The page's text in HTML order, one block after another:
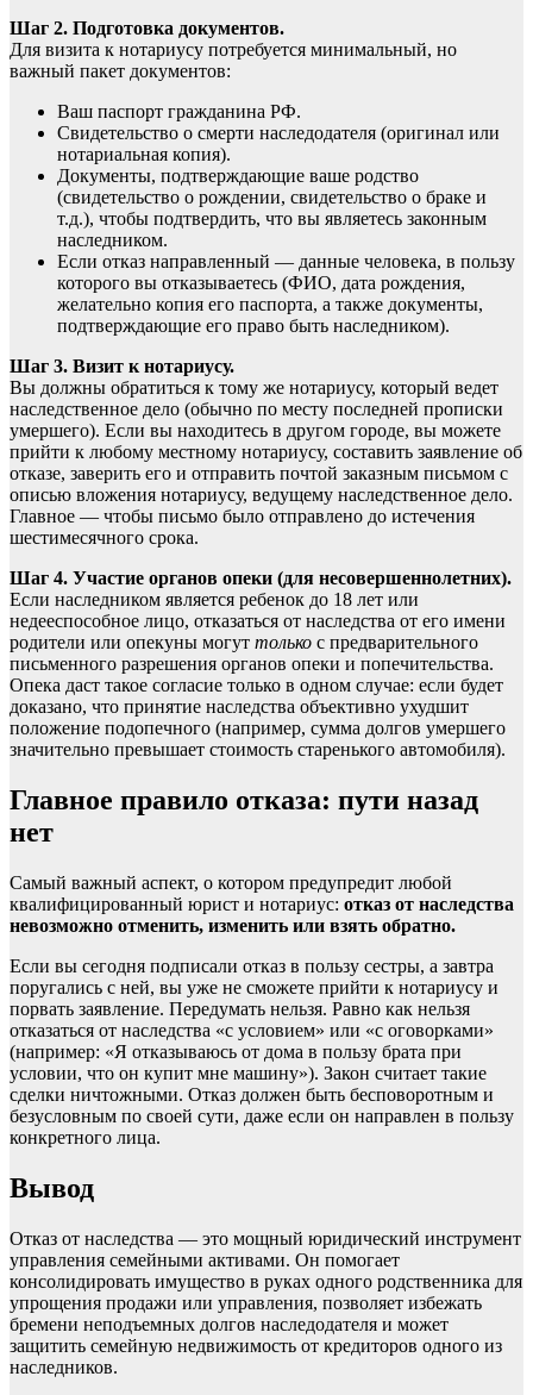
Шаг 2. Подготовка документов.
Для визита к нотариусу потребуется минимальный, но
важный пакет документов:
Ваш паспорт гражданина РФ.
Свидетельство о смерти наследодателя (оригинал или
нотариальная копия).
Документы, подтверждающие ваше родство
(свидетельство о рождении, свидетельство о браке и
т.д.), чтобы подтвердить, что вы являетесь законным
наследником.
Если отказ направленный — данные человека, в пользу
которого вы отказываетесь (ФИО, дата рождения,
желательно копия его паспорта, а также документы,
подтверждающие его право быть наследником).
Шаг 3. Визит к нотариусу.
Вы должны обратиться к тому же нотариусу, который ведет
наследственное дело (обычно по месту последней прописки
умершего). Если вы находитесь в другом городе, вы можете
прийти к любому местному нотариусу, составить заявление об
отказе, заверить его и отправить почтой заказным письмом с
описью вложения нотариусу, ведущему наследственное дело.
Главное — чтобы письмо было отправлено до истечения
шестимесячного срока.
Шаг 4. Участие органов опеки (для несовершеннолетних).
Если наследником является ребенок до 18 лет или
недееспособное лицо, отказаться от наследства от его имени
родители или опекуны могут только с предварительного
письменного разрешения органов опеки и попечительства.
Опека даст такое согласие только в одном случае: если будет
доказано, что принятие наследства объективно ухудшит
положение подопечного (например, сумма долгов умершего
значительно превышает стоимость старенького автомобиля).
Главное правило отказа: пути назад
нет
Самый важный аспект, о котором предупредит любой
квалифицированный юрист и нотариус: отказ от наследства
невозможно отменить, изменить или взять обратно.
Если вы сегодня подписали отказ в пользу сестры, а завтра
поругались с ней, вы уже не сможете прийти к нотариусу и
порвать заявление. Передумать нельзя. Равно как нельзя
отказаться от наследства «с условием» или «с оговорками»
(например: «Я отказываюсь от дома в пользу брата при
условии, что он купит мне машину»). Закон считает такие
сделки ничтожными. Отказ должен быть бесповоротным и
безусловным по своей сути, даже если он направлен в пользу
конкретного лица.
Вывод
Отказ от наследства — это мощный юридический инструмент
управления семейными активами. Он помогает
консолидировать имущество в руках одного родственника для
упрощения продажи или управления, позволяет избежать
бремени неподъемных долгов наследодателя и может
защитить семейную недвижимость от кредиторов одного из
наследников.